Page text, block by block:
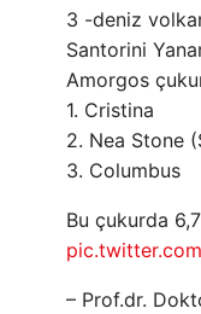
3 -deniz
Santorini
Amorgos
1. Cristina
2. Nea Stone
3. Columbus
Bu çukurda
– Prof.dr.